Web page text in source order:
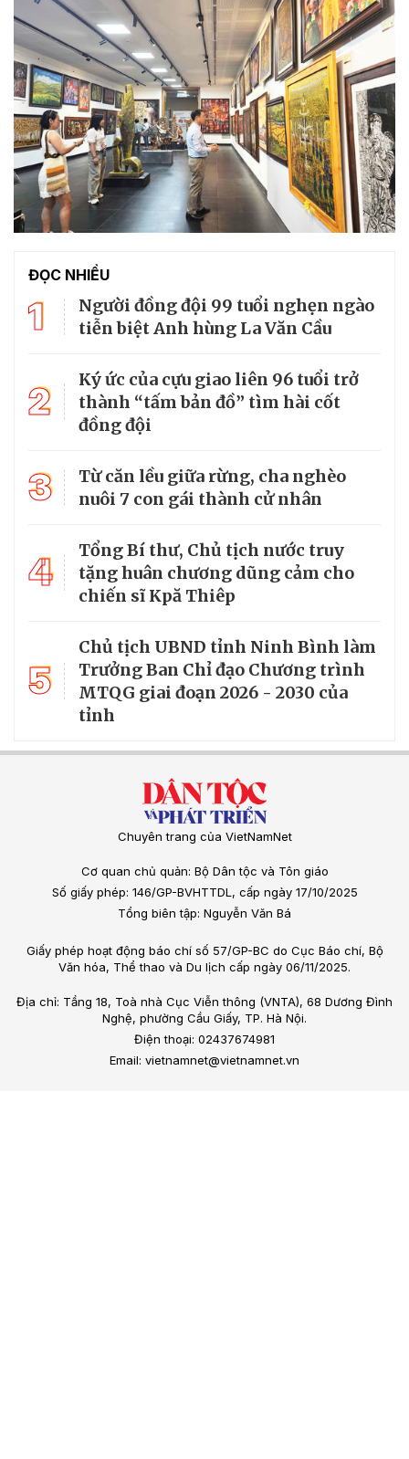
ĐỌC NHIỀU
1
Người đồng đội 99 tuổi nghẹn ngào
tiễn biệt Anh hùng La Văn Cầu
2
Ký ức của cựu giao liên 96 tuổi trở
thành “tấm bản đồ” tìm hài cốt
đồng đội
3
Từ căn lều giữa rừng, cha nghèo
nuôi 7 con gái thành cử nhân
4
Tổng Bí thư, Chủ tịch nước truy
tặng huân chương dũng cảm cho
chiến sĩ Kpă Thiêp
5
Chủ tịch UBND tỉnh Ninh Bình làm
Trưởng Ban Chỉ đạo Chương trình
MTQG giai đoạn 2026 - 2030 của
tỉnh
Chuyên trang của VietNamNet
Cơ quan chủ quản: Bộ Dân tộc và Tôn giáo
Số giấy phép: 146/GP-BVHTTDL, cấp ngày 17/10/2025
Tổng biên tập: Nguyễn Văn Bá
Giấy phép hoạt động báo chí số 57/GP-BC do Cục Báo chí, Bộ
Văn hóa, Thể thao và Du lịch cấp ngày 06/11/2025.
Địa chỉ: Tầng 18, Toà nhà Cục Viễn thông (VNTA), 68 Dương Đình
Nghệ, phường Cầu Giấy, TP. Hà Nội.
Điện thoại: 02437674981
Email: vietnamnet@vietnamnet.vn